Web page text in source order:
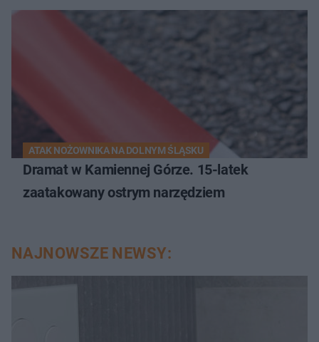
ATAK NOŻOWNIKA NA DOLNYM ŚLĄSKU
Dramat w Kamiennej Górze. 15-latek
zaatakowany ostrym narzędziem
NAJNOWSZE NEWSY: